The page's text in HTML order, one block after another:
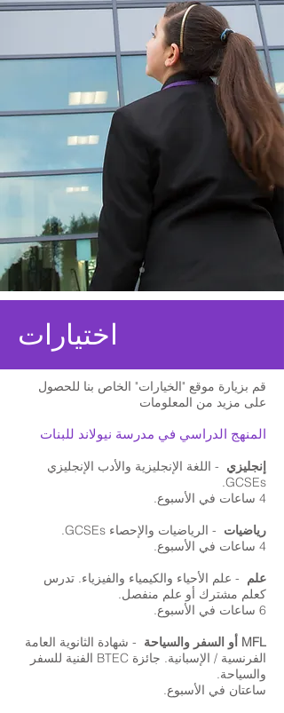
اختيارات
قم بزيارة موقع "الخيارات" الخاص بنا للحصول
على مزيد من المعلومات
المنهج الدراسي في مدرسة نيولاند للبنات
إنجليزي - اللغة الإنجليزية والأدب الإنجليزي
GCSEs.
4 ساعات في الأسبوع.
رياضيات - الرياضيات والإحصاء GCSEs.
4 ساعات في الأسبوع.
علم - علم الأحياء والكيمياء والفيزياء. تدرس
كعلم مشترك أو علم منفصل.
6 ساعات في الأسبوع.
MFL أو السفر والسياحة
- شهادة الثانوية العامة
الفرنسية / الإسبانية. جائزة BTEC الفنية للسفر
والسياحة.
ساعتان في الأسبوع.